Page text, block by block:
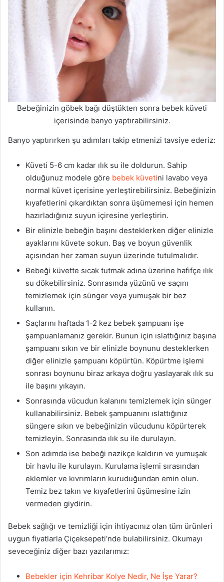
Bebeğinizin göbek bağı düştükten sonra bebek küveti
içerisinde banyo yaptırabilirsiniz.
Banyo yaptırırken şu adımları takip etmenizi tavsiye ederiz:
Küveti 5-6 cm kadar ılık su ile doldurun. Sahip
olduğunuz modele göre bebek küvetini lavabo veya
normal küvet içerisine yerleştirebilirsiniz. Bebeğinizin
kıyafetlerini çıkardıktan sonra üşümemesi için hemen
hazırladığınız suyun içiresine yerleştirin.
Bir elinizle bebeğin başını desteklerken diğer elinizle
ayaklarını küvete sokun. Baş ve boyun güvenlik
açısından her zaman suyun üzerinde tutulmalıdır.
Bebeği küvette sıcak tutmak adına üzerine hafifçe ılık
su dökebilirsiniz. Sonrasında yüzünü ve saçını
temizlemek için sünger veya yumuşak bir bez
kullanın.
Saçlarını haftada 1-2 kez bebek şampuanı işe
şampuanlamanız gerekir. Bunun için ıslattığınız başına
şampuanı sıkın ve bir elinizle boynunu desteklerken
diğer elinizle şampuanı köpürtün. Köpürtme işlemi
sonrası boynunu biraz arkaya doğru yaslayarak ılık su
ile başını yıkayın.
Sonrasında vücudun kalanını temizlemek için sünger
kullanabilirsiniz. Bebek şampuanını ıslattığınız
süngere sıkın ve bebeğinizin vücudunu köpürterek
temizleyin. Sonrasında ılık su ile durulayın.
Son adımda ise bebeği nazikçe kaldırın ve yumuşak
bir havlu ile kurulayın. Kurulama işlemi sırasından
eklemler ve kıvrımların kuruduğundan emin olun.
Temiz bez takın ve kıyafetlerini üşümesine izin
vermeden giydirin.
Bebek sağlığı ve temizliği için ihtiyacınız olan tüm ürünleri
uygun fiyatlarla Çiçeksepeti’nde bulabilirsiniz. Okumayı
seveceğiniz diğer bazı yazılarımız:
Bebekler için Kehribar Kolye Nedir, Ne İşe Yarar?